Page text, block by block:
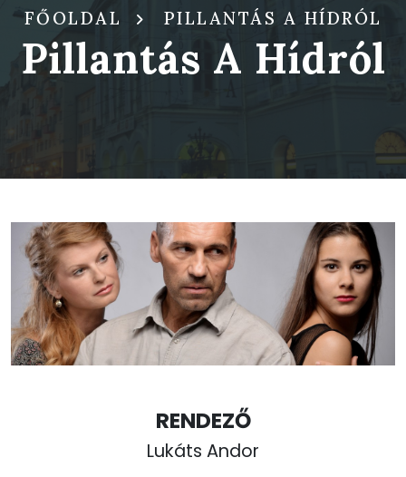
FŐOLDAL PILLANTÁS A HÍDRÓL
Pillantás A Hídról
RENDEZŐ
Lukáts Andor